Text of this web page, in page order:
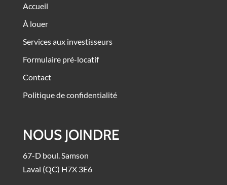
Accueil
À louer
Services aux investisseurs
Formulaire pré-locatif
Contact
Politique de confidentialité
NOUS JOINDRE
67-D boul. Samson
Laval (QC) H7X 3E6